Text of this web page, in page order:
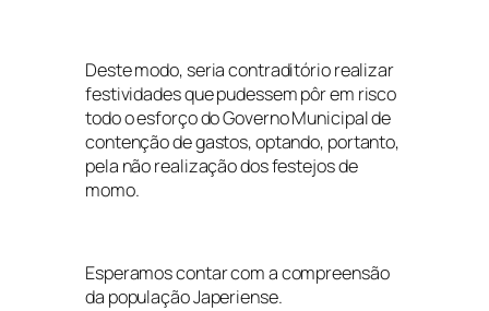
Deste modo, seria contraditório realizar
festividades que pudessem pôr em risco
todo o esforço do Governo Municipal de
contenção de gastos, optando, portanto,
pela não realização dos festejos de
momo.
Esperamos contar com a compreensão
da população Japeriense.